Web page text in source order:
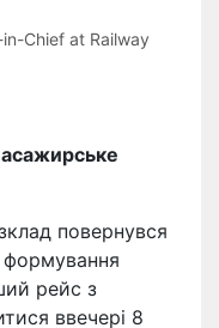
Chief at Railway
повернувся
рейс з
ввечері 8